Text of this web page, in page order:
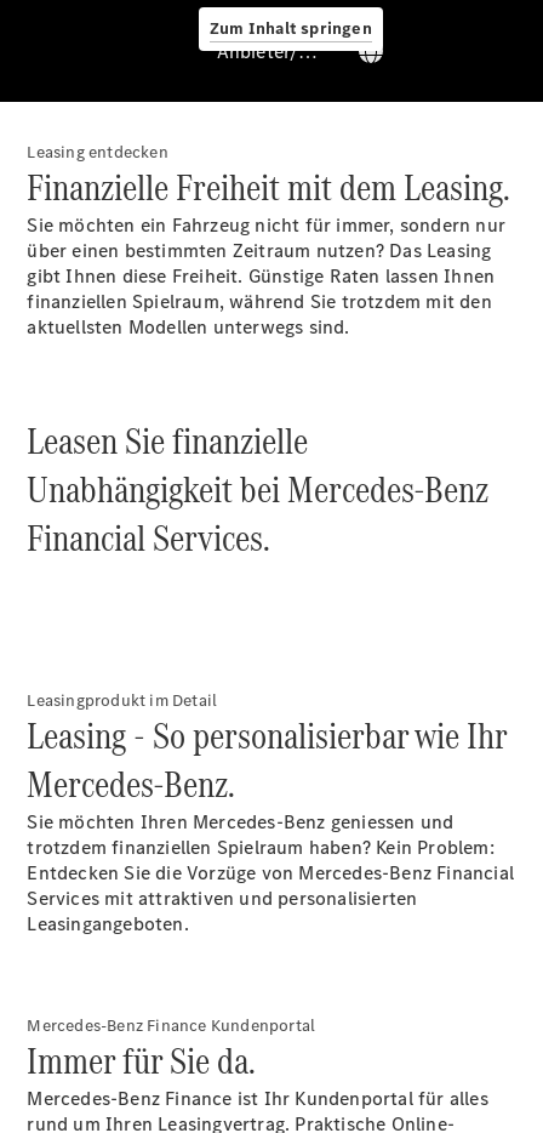
Zum Inhalt springen
Service &
Zubehör
Servicetermin
buchen
Digitale
Extras
Pannen- &
Unfallhilfe
Räder &
Reifen
Wartung,
Reparatur
Übersicht
Reparatur
Ersatzteile
Accessories
Anbieter/Datenschutz
Leasing entdecken
Finanzielle Freiheit mit dem Leasing.
Sie möchten ein Fahrzeug nicht für immer, sondern nur
über einen bestimmten Zeitraum nutzen? Das Leasing
gibt Ihnen diese Freiheit. Günstige Raten lassen Ihnen
finanziellen Spielraum, während Sie trotzdem mit den
aktuellsten Modellen unterwegs sind.
Leasen Sie finanzielle
Unabhängigkeit bei Mercedes-Benz
Financial Services.
Leasingprodukt im Detail
Leasing - So personalisierbar wie Ihr
Mercedes-Benz.
Sie möchten Ihren Mercedes-Benz geniessen und
trotzdem finanziellen Spielraum haben? Kein Problem:
Entdecken Sie die Vorzüge von Mercedes-Benz Financial
Services mit attraktiven und personalisierten
Leasingangeboten.
Mercedes-Benz Finance Kundenportal
Immer für Sie da.
Mercedes-Benz Finance ist Ihr Kundenportal für alles
rund um Ihren Leasingvertrag. Praktische Online-